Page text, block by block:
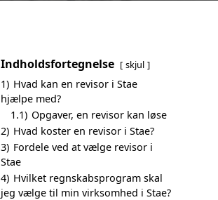
Indholdsfortegnelse skjul
1) Hvad kan en revisor i Stae
hjælpe med?
1.1) Opgaver, en revisor kan løse
2) Hvad koster en revisor i Stae?
3) Fordele ved at vælge revisor i
Stae
4) Hvilket regnskabsprogram skal
jeg vælge til min virksomhed i Stae?